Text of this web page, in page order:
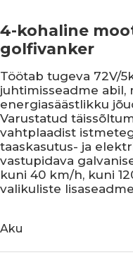
4-kohaline
golfivanker
Töötab tugeva 72V/
juhtimisseadme abil,
energiasäästlikku
Varustatud
vahtplaadist
taaskasutus- ja
vastupidava
kuni 40 km/h, kuni
valikuliste
Aku